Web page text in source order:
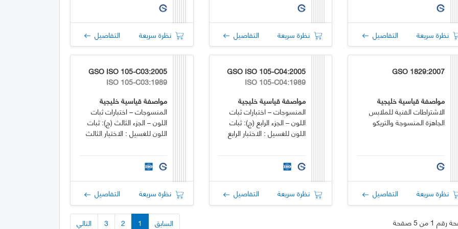
نظرة سريعة التفاصيل نظرة سريعة التفاصيل نظرة سريعة التفاصيل
GSO 1829:2007
مواصفة قياسية خليجية
الاشتراطات الفنية للملابس
الجاهزة المنسوجة والتريكو
نظرة سريعة التفاصيل
GSO ISO 105-C04:2005
ISO 105-C04:1989
مواصفة قياسية خليجية
المنسوجات – اختبارات ثبات
اللون – الجزء الرابع (ج): ثبات
اللون للغسيل : الاختبار الرابع
نظرة سريعة التفاصيل
GSO ISO 105-C03:2005
ISO 105-C03:1989
مواصفة قياسية خليجية
المنسوجات – اختبارات ثبات
اللون – الجزء الثالث (ج): ثبات
اللون للغسيل : الاختبار الثالث
نظرة سريعة التفاصيل
1 من 5 صفحة السابق 1
2
3 التالي